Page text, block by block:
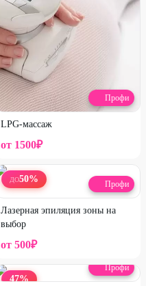
Профи
LPG-массаж
от 1500₽
ДО50% Профи
Лазерная эпиляция зоны на
выбор
от 500₽
47%
Профи